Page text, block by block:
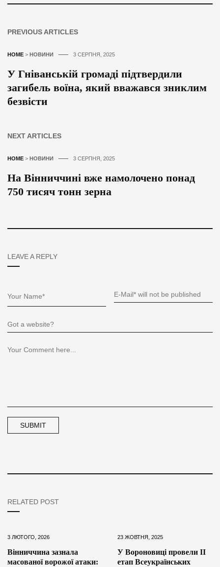
PREVIOUS ARTICLES
HOME > НОВИНИ 3 СЕРПНЯ, 2025
У Гніванській громаді підтвердили
загибель воїна, який вважався зниклим
безвісти
NEXT ARTICLES
HOME > НОВИНИ 3 СЕРПНЯ, 2025
На Вінниччині вже намолочено понад
750 тисяч тонн зерна
LEAVE A REPLY
RELATED POST
3 ЛЮТОГО, 2026
Вінниччина зазнала
масованої ворожої атаки:
23 ЖОВТНЯ, 2025
У Вороновиці провели ІІ
етап Всеукраїнських